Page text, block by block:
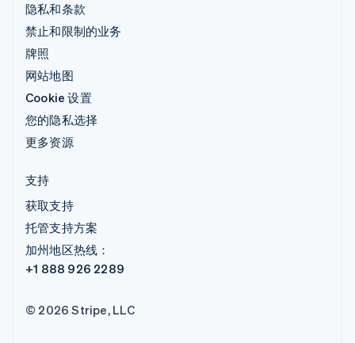
隐私和条款
禁止和限制的业务
牌照
网站地图
Cookie 设置
您的隐私选择
更多资源
支持
获取支持
托管支持方案
加州地区热线：
+1 888 926 2289
© 2026 Stripe, LLC